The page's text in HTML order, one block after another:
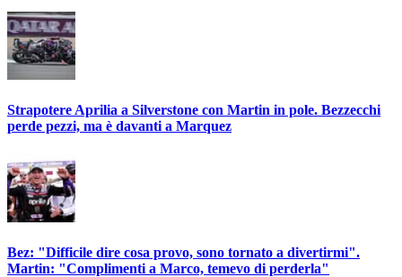
Strapotere Aprilia a Silverstone con Martin in pole. Bezzecchi
perde pezzi, ma è davanti a Marquez
Bez: "Difficile dire cosa provo, sono tornato a divertirmi".
Martin: "Complimenti a Marco, temevo di perderla"